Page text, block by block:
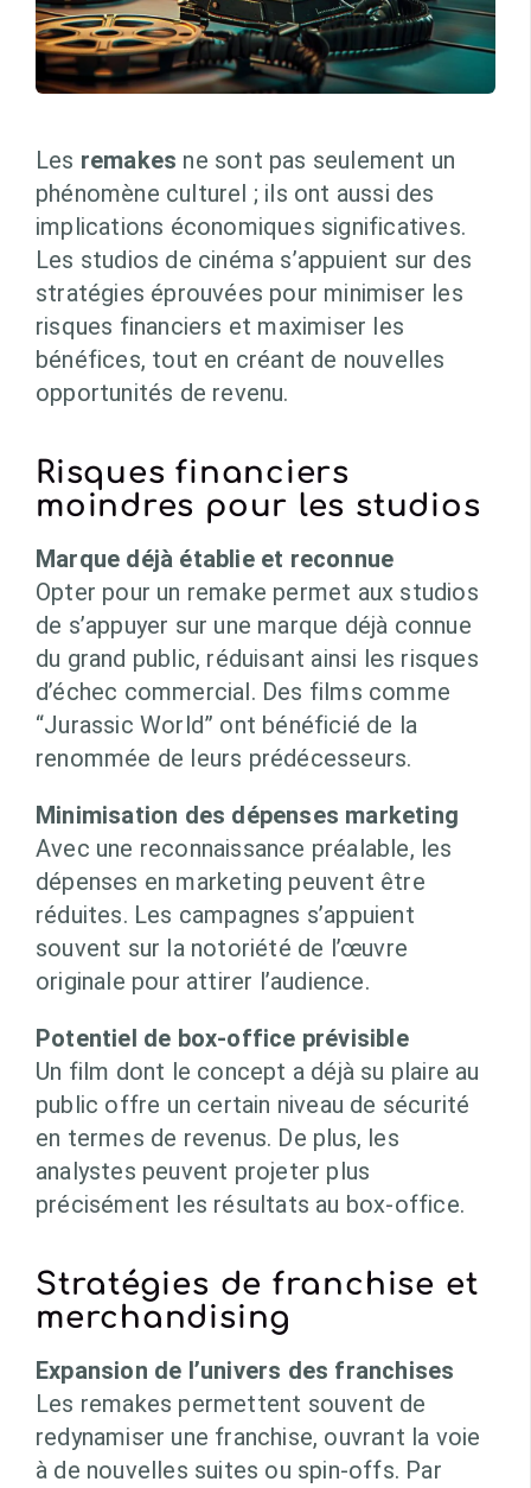
Les remakes ne sont pas seulement un
phénomène culturel ; ils ont aussi des
implications économiques significatives.
Les studios de cinéma s’appuient sur des
stratégies éprouvées pour minimiser les
risques financiers et maximiser les
bénéfices, tout en créant de nouvelles
opportunités de revenu.
Risques financiers
moindres pour les studios
Marque déjà établie et reconnue
Opter pour un remake permet aux studios
de s’appuyer sur une marque déjà connue
du grand public, réduisant ainsi les risques
d’échec commercial. Des films comme
“Jurassic World” ont bénéficié de la
renommée de leurs prédécesseurs.
Minimisation des dépenses marketing
Avec une reconnaissance préalable, les
dépenses en marketing peuvent être
réduites. Les campagnes s’appuient
souvent sur la notoriété de l’œuvre
originale pour attirer l’audience.
Potentiel de box-office prévisible
Un film dont le concept a déjà su plaire au
public offre un certain niveau de sécurité
en termes de revenus. De plus, les
analystes peuvent projeter plus
précisément les résultats au box-office.
Stratégies de franchise et
merchandising
Expansion de l’univers des franchises
Les remakes permettent souvent de
redynamiser une franchise, ouvrant la voie
à de nouvelles suites ou spin-offs. Par